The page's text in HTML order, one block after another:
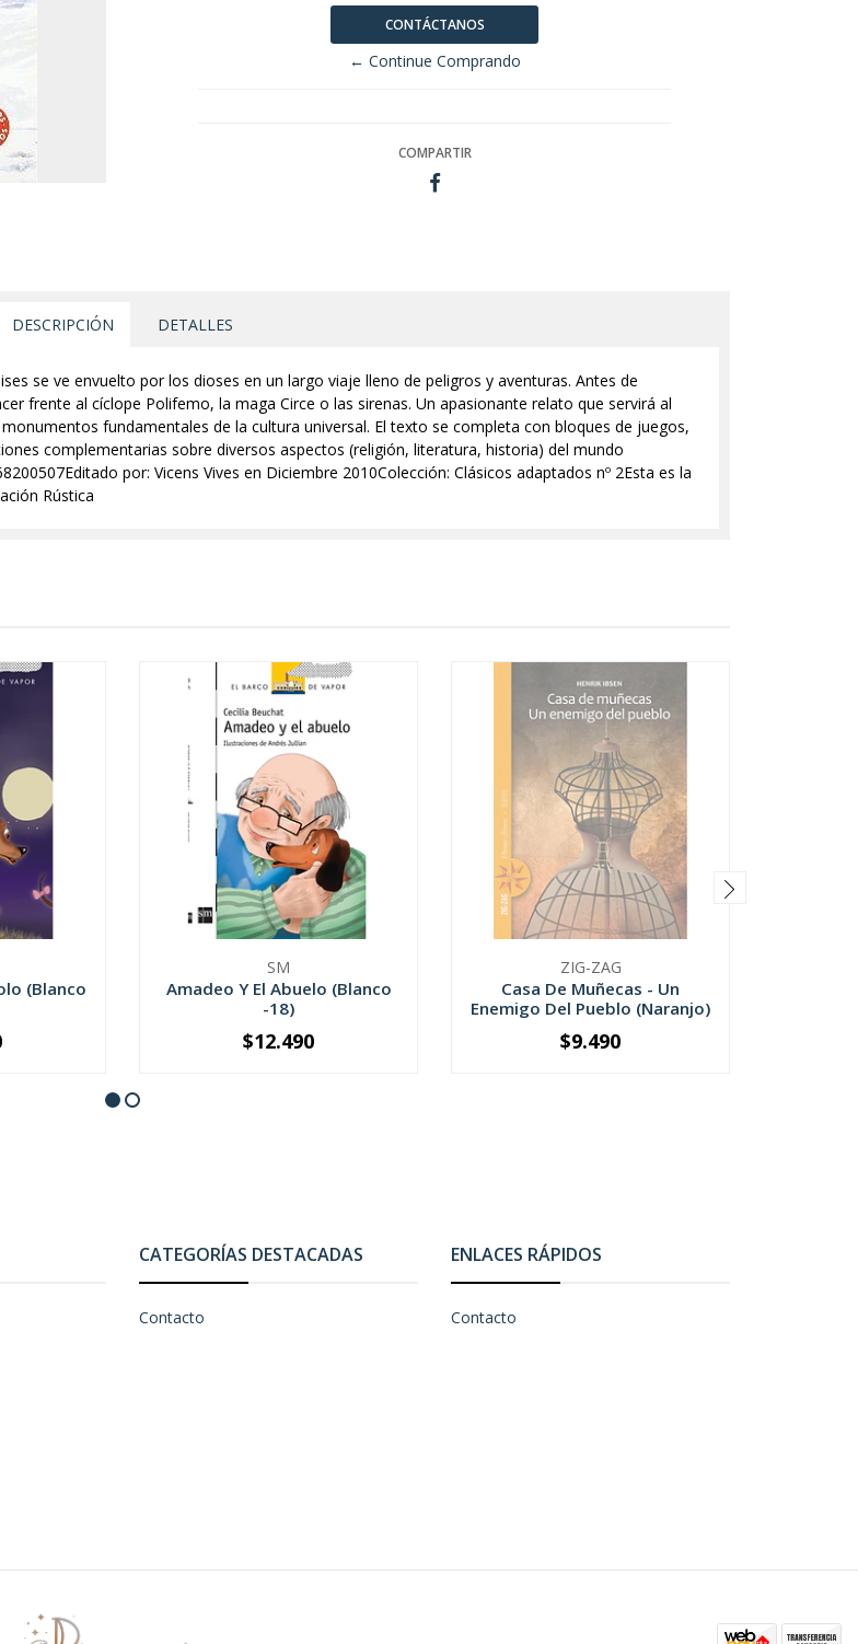
CONTÁCTANOS
← Continue Comprando
COMPARTIR
DESCRIPCIÓN DETALLES
se ve envuelto por los dioses en un largo viaje lleno de peligros y aventuras. Antes de
frente al cíclope Polifemo, la maga Circe o las sirenas. Un apasionante relato que servirá al
fundamentales de la cultura universal. El texto se completa con bloques de juegos,
complementarias sobre diversos aspectos (religión, literatura, historia) del mundo
por: Vicens Vives en Diciembre 2010Colección: Clásicos adaptados nº 2Esta es la
Rústica
(Blanco
SM
Amadeo Y El Abuelo (Blanco
-18)
+
$12.490
ZIG-ZAG
Casa De Muñecas - Un
Enemigo Del Pueblo (Naranjo)
SOLD OUT
$9.490
CATEGORÍAS DESTACADAS
Contacto
ENLACES RÁPIDOS
Contacto